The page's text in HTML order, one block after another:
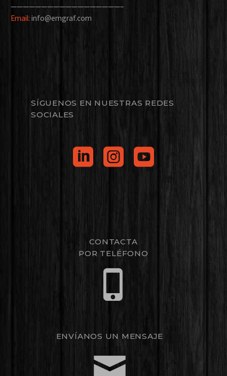
——————————————————–
Email: info@emgraf.com
SÍGUENOS EN NUESTRAS REDES
SOCIALES
CONTACTA
POR TELÉFONO
ENVÍANOS UN MENSAJE